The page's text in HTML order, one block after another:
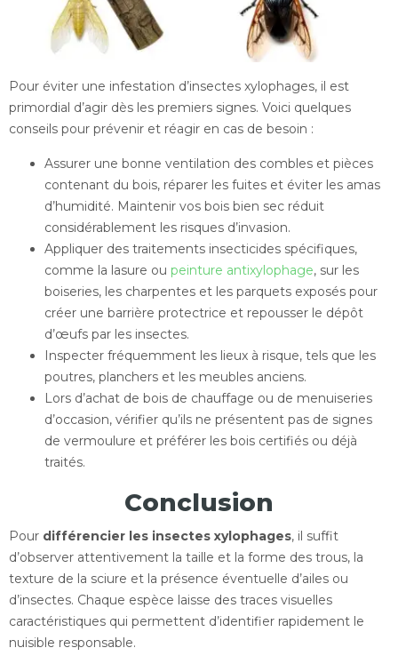
Pour éviter une infestation d’insectes xylophages, il est
primordial d’agir dès les premiers signes. Voici quelques
conseils pour prévenir et réagir en cas de besoin :
Assurer une bonne ventilation des combles et pièces
contenant du bois, réparer les fuites et éviter les amas
d’humidité. Maintenir vos bois bien sec réduit
considérablement les risques d’invasion.
Appliquer des traitements insecticides spécifiques,
comme la lasure ou peinture antixylophage, sur les
boiseries, les charpentes et les parquets exposés pour
créer une barrière protectrice et repousser le dépôt
d’œufs par les insectes.
Inspecter fréquemment les lieux à risque, tels que les
poutres, planchers et les meubles anciens.
Lors d’achat de bois de chauffage ou de menuiseries
d’occasion, vérifier qu’ils ne présentent pas de signes
de vermoulure et préférer les bois certifiés ou déjà
traités.
Conclusion
Pour différencier les insectes xylophages, il suffit
d’observer attentivement la taille et la forme des trous, la
texture de la sciure et la présence éventuelle d’ailes ou
d’insectes. Chaque espèce laisse des traces visuelles
caractéristiques qui permettent d’identifier rapidement le
nuisible responsable.